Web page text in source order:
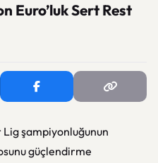
Euro’luk Sert Rest
şampiyonluğunun
güçlendirme